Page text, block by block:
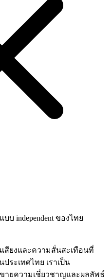
บ independent ของไทย
สียงและความสั่นสะเทือนที่
ระเทศไทย เราเป็น
ขายความเชี่ยวชาญและผลลัพธ์